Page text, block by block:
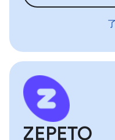
ZEPETO